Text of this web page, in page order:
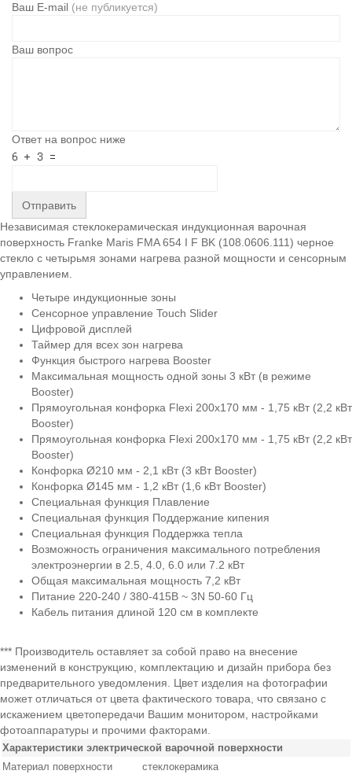
Ваш E-mail (не публикуется)
Ваш вопрос
Ответ на вопрос ниже
Отправить
Независимая стеклокерамическая индукционная варочная
поверхность Franke Maris FMA 654 I F BK (108.0606.111) черное
стекло с четырьмя зонами нагрева разной мощности и сенсорным
управлением.
Четыре индукционные зоны
Сенсорное управление Touch Slider
Цифровой дисплей
Таймер для всех зон нагрева
Функция быстрого нагрева Booster
Максимальная мощность одной зоны 3 кВт (в режиме
Booster)
Прямоугольная конфорка Flexi 200x170 мм - 1,75 кВт (2,2 кВт
Booster)
Прямоугольная конфорка Flexi 200x170 мм - 1,75 кВт (2,2 кВт
Booster)
Конфорка Ø210 мм - 2,1 кВт (3 кВт Booster)
Конфорка Ø145 мм - 1,2 кВт (1,6 кВт Booster)
Специальная функция Плавление
Специальная функция Поддержание кипения
Специальная функция Поддержка тепла
Возможность ограничения максимального потребления
электроэнергии в 2.5, 4.0, 6.0 или 7.2 кВт
Общая максимальная мощность 7,2 кВт
Питание 220-240 / 380-415В ~ 3N 50-60 Гц
Кабель питания длиной 120 см в комплекте
*** Производитель оставляет за собой право на внесение
изменений в конструкцию, комплектацию и дизайн прибора без
предварительного уведомления. Цвет изделия на фотографии
может отличаться от цвета фактического товара, что связано с
искажением цветопередачи Вашим монитором, настройками
фотоаппаратуры и прочими факторами.
Характеристики электрической варочной поверхности
Материал поверхности
стеклокерамика